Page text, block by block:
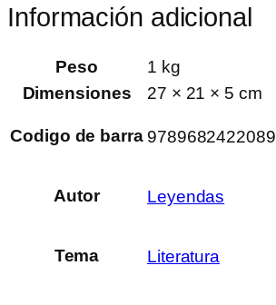
Información adicional
Peso
1 kg
Dimensiones
27 × 21 × 5 cm
Codigo de barra 9789682422089
Autor Leyendas
Tema Literatura